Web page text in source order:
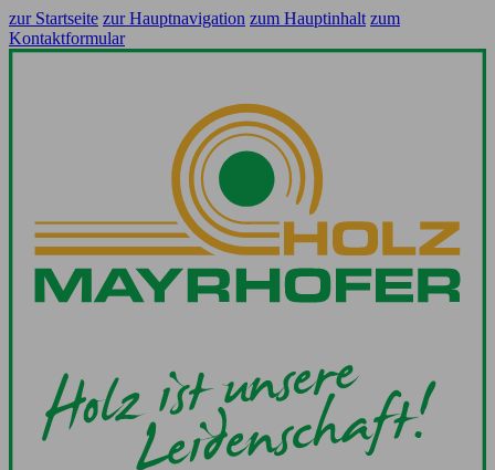
zur Startseite zur Hauptnavigation zum Hauptinhalt zum
Kontaktformular